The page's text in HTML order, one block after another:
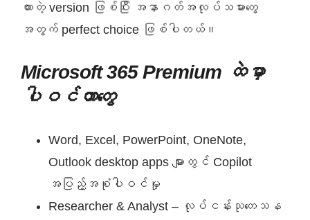
ထားတဲ့ version ဖြစ်ပြီး အနာဂတ်အလုပ်သမားတွေ
အတွက် perfect choice ဖြစ်ပါတယ်။
Microsoft 365 Premium ထဲမှာ
ပါဝင်တာတွေ
Word, Excel, PowerPoint, OneNote,
Outlook desktop apps များတွင် Copilot
အပြည့်အစုံပါဝင်မှု
Researcher & Analyst – လုပ်ငန်းသုတေသန